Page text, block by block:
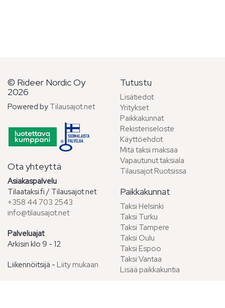
© Rideer Nordic Oy
2026
Powered by Tilausajot.net
Ota yhteyttä
Asiakaspalvelu
Tilaataksi.fi / Tilausajot.net
+358 44 703 2543
info@tilausajot.net
Palveluajat
Arkisin klo 9 - 12
Liikennöitsijä - Liity mukaan
Tutustu
Lisätiedot
Yritykset
Paikkakunnat
Rekisteriseloste
Käyttöehdot
Mitä taksi maksaa
Vapautunut taksiala
Tilausajot Ruotsissa
Paikkakunnat
Taksi Helsinki
Taksi Turku
Taksi Tampere
Taksi Oulu
Taksi Espoo
Taksi Vantaa
Lisää paikkakuntia